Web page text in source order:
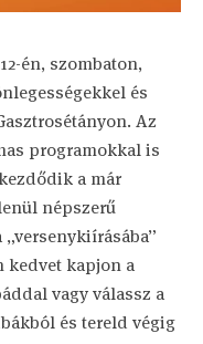
én, szombaton,
és
Az
programokkal is
a már
népszerű
kedvet kapjon a
vagy válassz a
és tereld végig